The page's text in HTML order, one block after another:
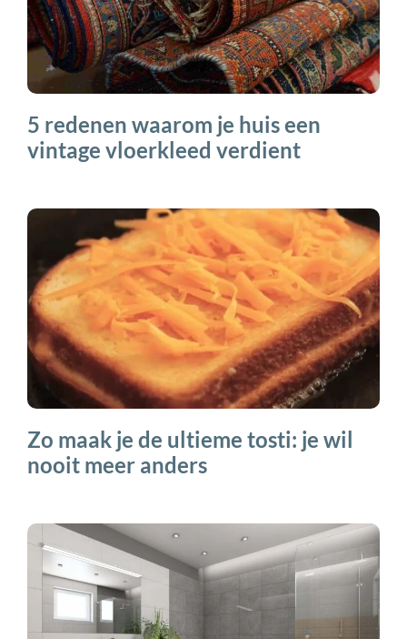
5 redenen waarom je huis een
vintage vloerkleed verdient
Zo maak je de ultieme tosti: je wil
nooit meer anders